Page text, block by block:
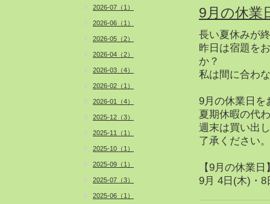
9月の休業
長い夏休みが
昨日は宿題を
か？
私は間に合わ
9月の休業日を
夏期休暇の代
週末は買い出
了承ください。
【9月の休業日
9月 4日(木)・8
2026-07（1）
2026-06（1）
2026-05（2）
2026-04（2）
2026-03（4）
2026-02（1）
2026-01（4）
2025-12（3）
2025-11（1）
2025-10（1）
2025-09（1）
2025-07（3）
2025-06（1）